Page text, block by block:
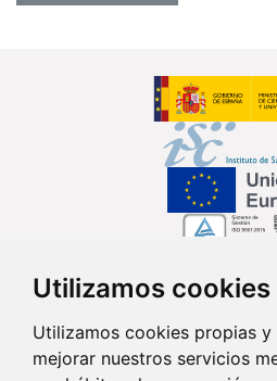
Utilizamos cookies
Utilizamos cookies propias
mejorar nuestros servicios
Síguenos